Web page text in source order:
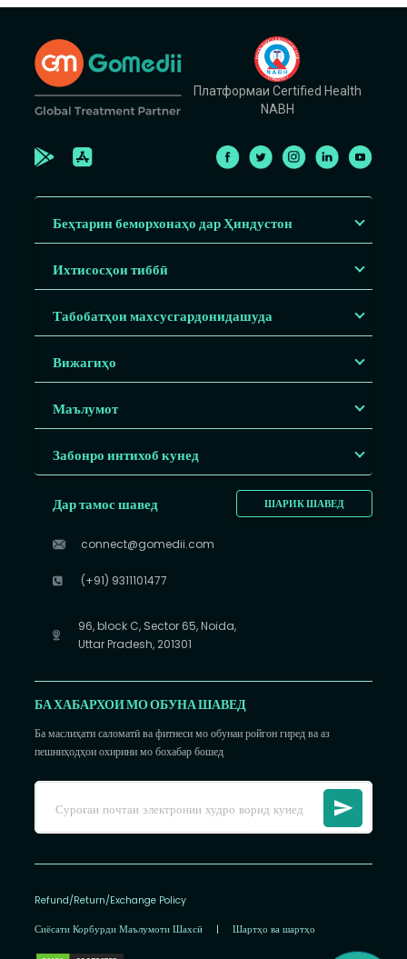
Платформаи Certified Health
NABH
Беҳтарин беморхонаҳо дар Ҳиндустон
Ихтисосҳои тиббӣ
Табобатҳои махсусгардонидашуда
Вижагиҳо
Маълумот
Забонро интихоб кунед
ШАРИК ШАВЕД
Дар тамос шавед
connect@gomedii.com
(+91) 9311101477
96, block C, Sector 65, Noida,
Uttar Pradesh, 201301
БА ХАБАРХОИ МО ОБУНА ШАВЕД
Ба маслиҳати саломатӣ ва фитнеси мо обунаи ройгон гиред ва аз
пешниҳодҳои охирини мо бохабар бошед
Refund/Return/Exchange Policy
Сиёсати Корбурди Маълумоти Шахсӣ | Шартҳо ва шартҳо